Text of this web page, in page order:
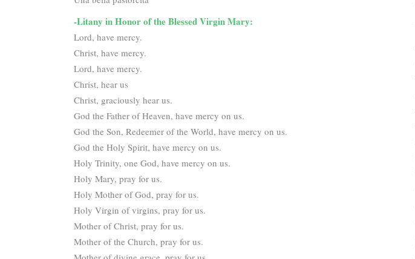
-Litany in Honor of the Blessed Virgin Mary:
Lord, have mercy.
Christ, have mercy.
Lord, have mercy.
Christ, hear us
Christ, graciously hear us.
God the Father of Heaven, have mercy on us.
God the Son, Redeemer of the World, have mercy on us.
God the Holy Spirit, have mercy on us.
Holy Trinity, one God, have mercy on us.
Holy Mary, pray for us.
Holy Mother of God, pray for us.
Holy Virgin of virgins, pray for us.
Mother of Christ, pray for us.
Mother of the Church, pray for us.